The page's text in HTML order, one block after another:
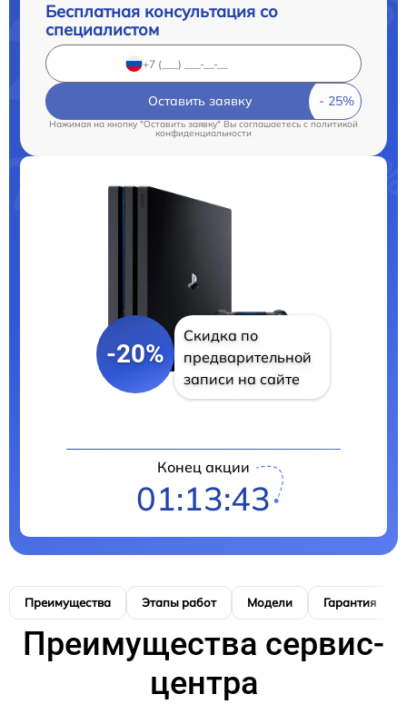
Бесплатная консультация со
специалистом
Оставить заявку
Нажимая на кнопку "Оставить заявку" Вы соглашаетесь cполитикой
конфиденциальности
-20%
Скидка по
предварительной
записи на сайте
Конец акции
01:13:42
Преимущества Этапы работ Модели Гарантия
Преимущества сервис-
центра